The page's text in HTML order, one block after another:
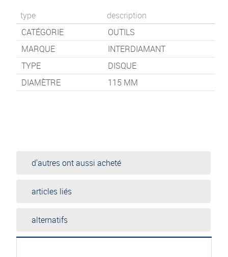
type
description
CATÉGORIE
OUTILS
MARQUE
INTERDIAMANT
TYPE
DISQUE
DIAMÈTRE
115 MM
d'autres ont aussi acheté
articles liés
alternatifs